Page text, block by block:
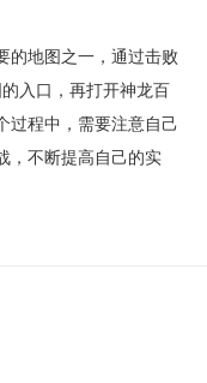
的地图之一，通过击败
入口，再打开神龙百
过程中，需要注意自己
，不断提高自己的实